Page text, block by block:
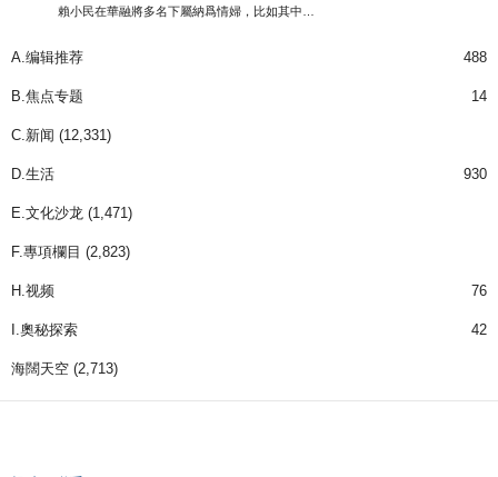
賴小民在華融將多名下屬納爲情婦，比如其中…
A.编辑推荐 488
B.焦点专题 14
C.新闻 (12,331)
D.生活 930
E.文化沙龙 (1,471)
F.專項欄目 (2,823)
H.视频 76
I.奧秘探索 42
海闊天空 (2,713)